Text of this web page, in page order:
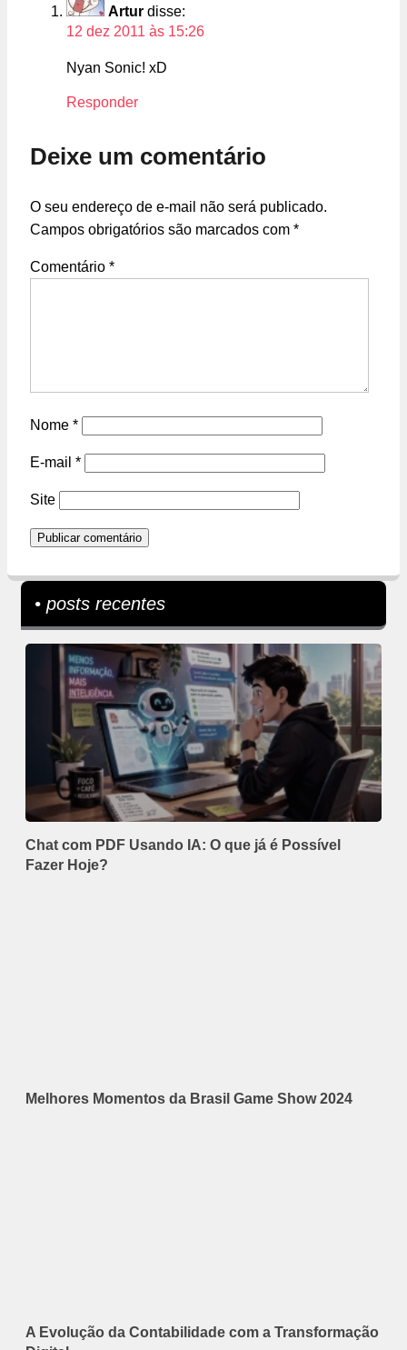
Artur disse:
12 dez 2011 às 15:26
Nyan Sonic! xD
Responder
Deixe um comentário
O seu endereço de e-mail não será publicado.
Campos obrigatórios são marcados com *
Comentário *
Nome *
E-mail *
Site
• posts recentes
Chat com PDF Usando IA: O que já é Possível
Fazer Hoje?
Melhores Momentos da Brasil Game Show 2024
A Evolução da Contabilidade com a Transformação